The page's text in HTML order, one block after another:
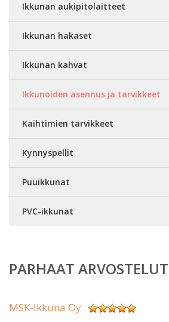
Ikkunan aukipitolaitteet
Ikkunan hakaset
Ikkunan kahvat
Ikkunoiden asennus ja tarvikkeet
Kaihtimien tarvikkeet
Kynnyspellit
Puuikkunat
PVC-ikkunat
PARHAAT ARVOSTELUT
MSK-Ikkuna Oy